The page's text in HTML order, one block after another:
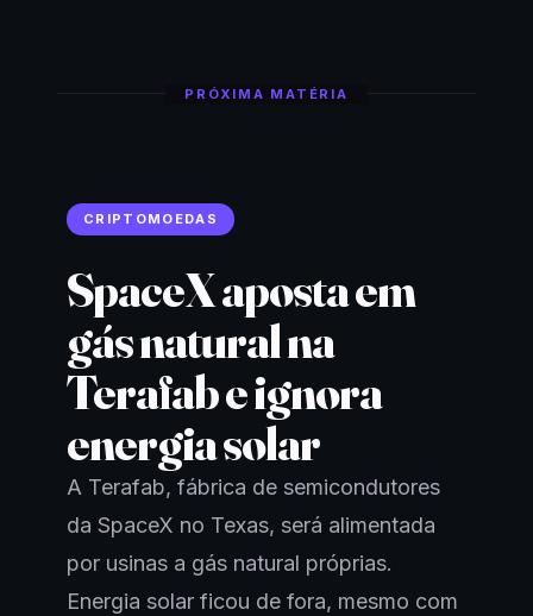
PRÓXIMA MATÉRIA
CRIPTOMOEDAS
SpaceX aposta em
gás natural na
Terafab e ignora
energia solar
A Terafab, fábrica de semicondutores
da SpaceX no Texas, será alimentada
por usinas a gás natural próprias.
Energia solar ficou de fora, mesmo com